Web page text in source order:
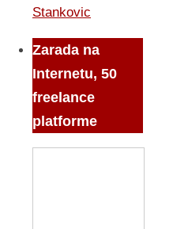
Stankovic
Zarada na
Internetu, 50
freelance
platforme